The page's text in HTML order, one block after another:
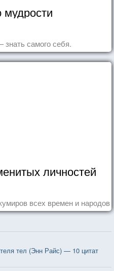
мудрости
самого себя.
личностей
всех времен и народов
тел (Энн Райс) — 10 цитат